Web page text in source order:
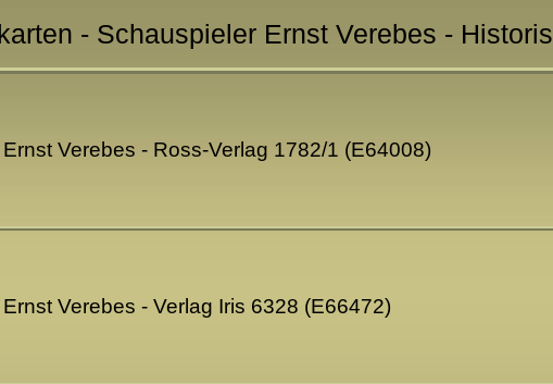
- Schauspieler Ernst Verebes -
Ernst Verebes - Ross-Verlag 1782/1 (E64008)
Ernst Verebes - Verlag Iris 6328 (E66472)